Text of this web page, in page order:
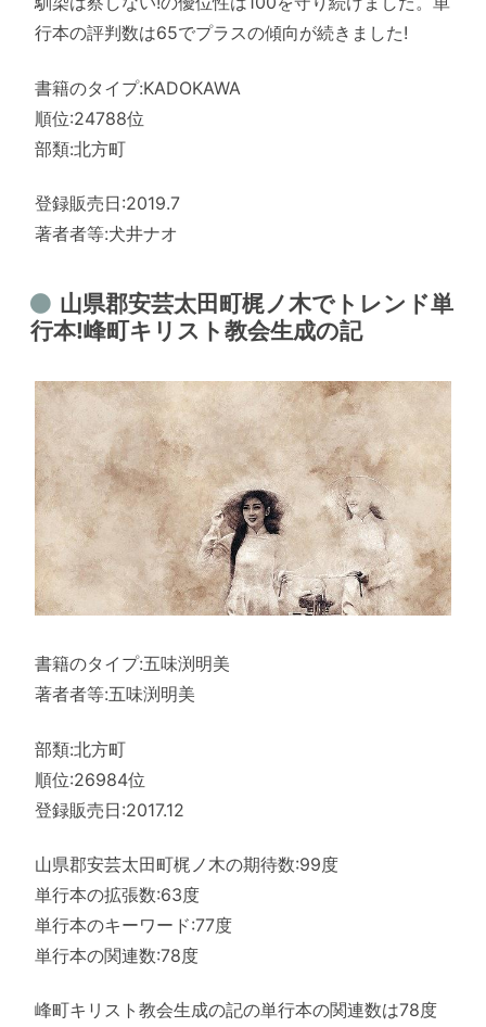
行本の評判数は65でプラスの傾向が続きました!
書籍のタイプ:KADOKAWA
順位:24788位
部類:北方町
登録販売日:2019.7
著者者等:犬井ナオ
山県郡安芸太田町梶ノ木でトレンド単
行本!峰町キリスト教会生成の記
書籍のタイプ:五味渕明美
著者者等:五味渕明美
部類:北方町
順位:26984位
登録販売日:2017.12
山県郡安芸太田町梶ノ木の期待数:99度
単行本の拡張数:63度
単行本のキーワード:77度
単行本の関連数:78度
峰町キリスト教会生成の記の単行本の関連数は78度